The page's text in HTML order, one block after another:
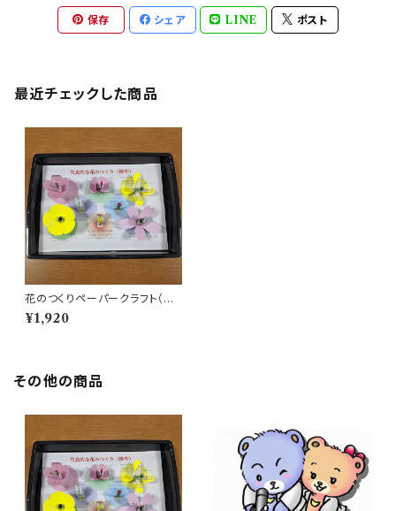
保存 シェア LINE ポスト
最近チェックした商品
花のつくりペーパークラフト（基
本セット）箱付き
¥1,920
その他の商品